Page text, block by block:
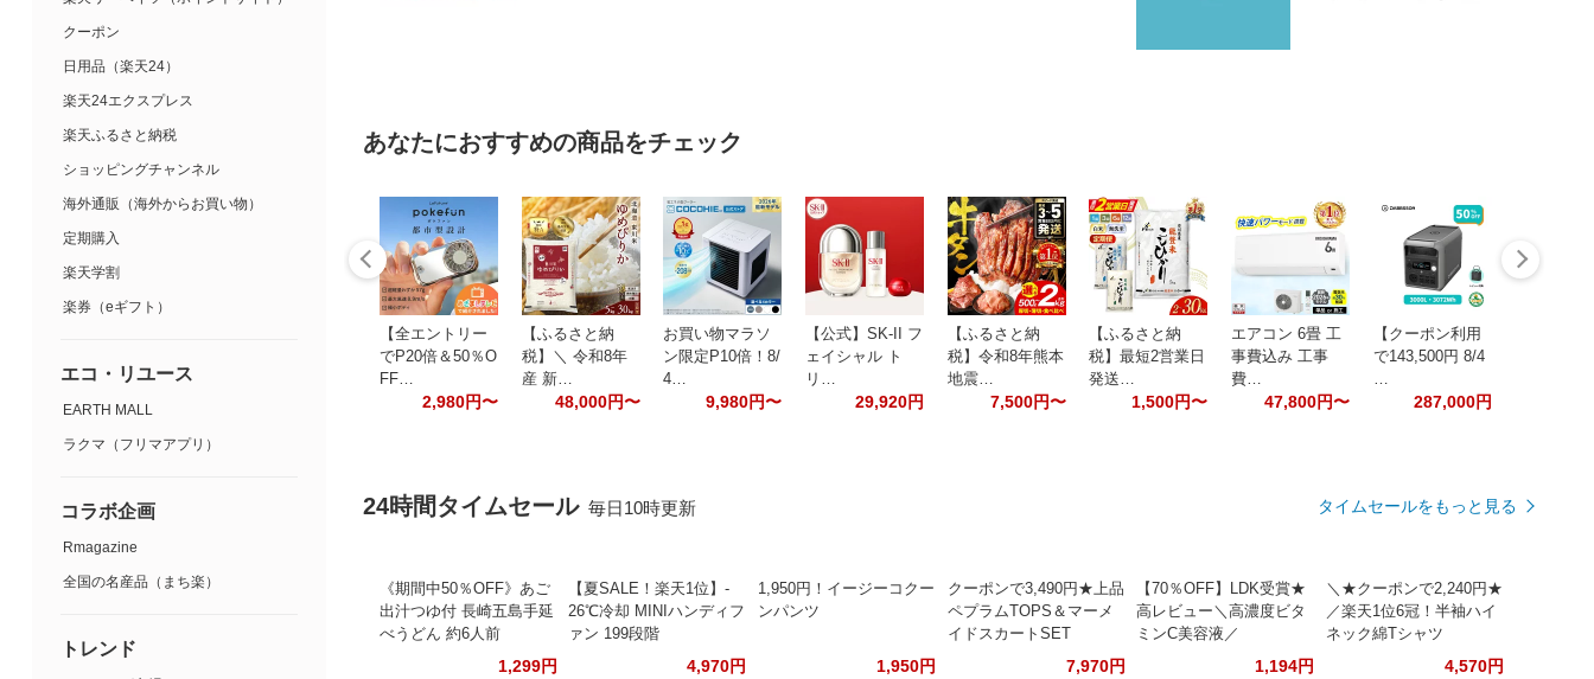
あなたにおすすめの商品をチェック
【全エントリー
でP20倍＆50％O
FF…
2,980円〜
【ふるさと納
税】＼ 令和8年
産 新…
48,000円〜
お買い物マラソ
ン限定P10倍！8/
4…
9,980円〜
【公式】SK-II フ
ェイシャル ト
リ…
29,920円
【ふるさと納
税】令和8年熊本
地震…
7,500円〜
【ふるさと納
税】最短2営業日
発送…
1,500円〜
エアコン 6畳 工
事費込み 工事
費…
47,800円〜
【クーポン利用
で143,500円 8/4
…
287,000円
24時間タイムセール 毎日10時更新 タイムセールをもっと見る
《期間中50％OFF》あご
出汁つゆ付 長崎五島手延
べうどん 約6人前
1,299円
【夏SALE！楽天1位】‐
26℃冷却 MINIハンディフ
ァン 199段階
4,970円
1,950円！イージーコクー
ンパンツ
1,950円
クーポンで3,490円★上品
ペプラムTOPS＆マーメ
イドスカートSET
7,970円
【70％OFF】LDK受賞★
高レビュー＼高濃度ビタ
ミンC美容液／
1,194円
＼★クーポンで2,240円★
／楽天1位6冠！半袖ハイ
ネック綿Tシャツ
4,570円
クーポン
日用品（楽天24）
楽天24エクスプレス
楽天ふるさと納税
ショッピングチャンネル
海外通販（海外からお買い物）
定期購入
楽天学割
楽券（eギフト）
エコ・リユース
EARTH MALL
ラクマ（フリマアプリ）
コラボ企画
Rmagazine
全国の名産品（まち楽）
トレンド